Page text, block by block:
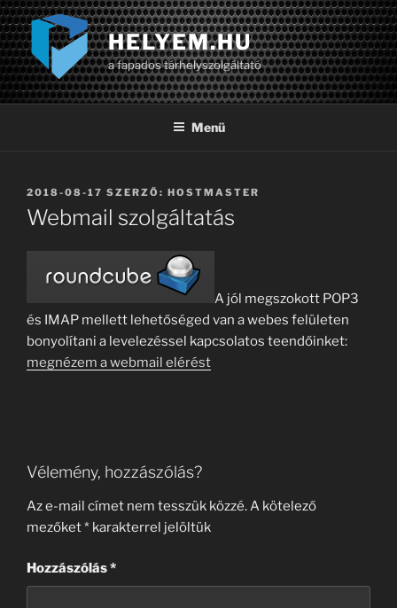
Tartalomhoz
HELYEM.HU
a fapados tárhelyszolgáltató
Menü
BEKÜLDVE:
2018-08-17 SZERZŐ: HOSTMASTER
Webmail szolgáltatás
A jól megszokott POP3
és IMAP mellett lehetőséged van a webes felületen
bonyolítani a levelezéssel kapcsolatos teendőinket:
megnézem a webmail elérést
Vélemény, hozzászólás?
Az e-mail címet nem tesszük közzé.A kötelező
mezőket* karakterrel jelöltük
Hozzászólás*